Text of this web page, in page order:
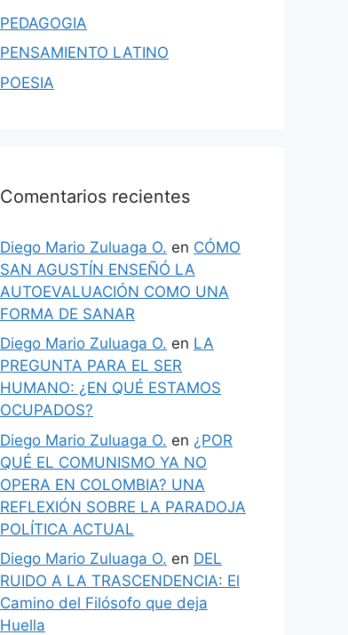
PEDAGOGIA
PENSAMIENTO LATINO
POESIA
Comentarios recientes
Diego Mario Zuluaga O. en CÓMO
SAN AGUSTÍN ENSEÑÓ LA
AUTOEVALUACIÓN COMO UNA
FORMA DE SANAR
Diego Mario Zuluaga O. en LA
PREGUNTA PARA EL SER
HUMANO: ¿EN QUÉ ESTAMOS
OCUPADOS?
Diego Mario Zuluaga O. en ¿POR
QUÉ EL COMUNISMO YA NO
OPERA EN COLOMBIA? UNA
REFLEXIÓN SOBRE LA PARADOJA
POLÍTICA ACTUAL
Diego Mario Zuluaga O. en DEL
RUIDO A LA TRASCENDENCIA: El
Camino del Filósofo que deja
Huella